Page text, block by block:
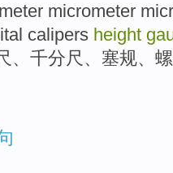
micrometer
calipers height
、千分尺、塞规、